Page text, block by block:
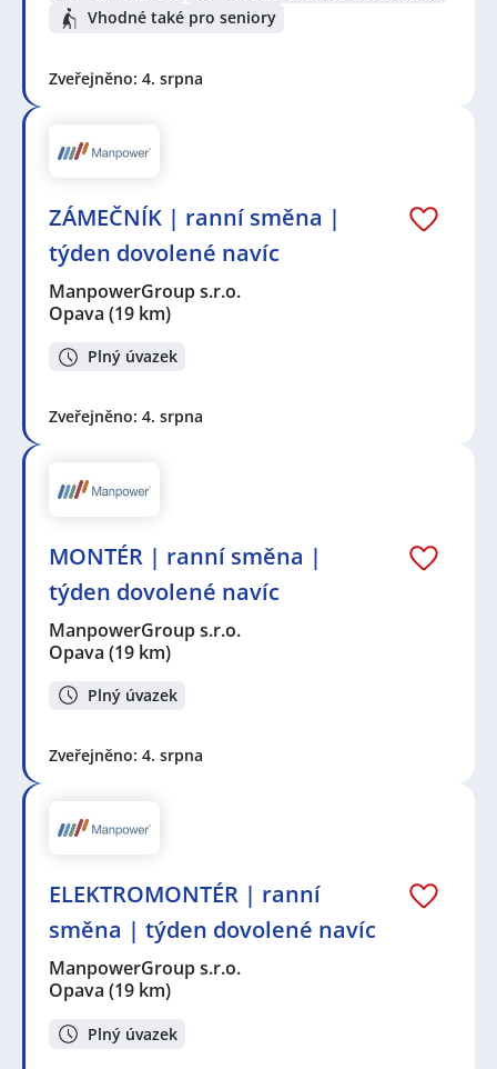
Vhodné také pro seniory
Zveřejněno: 4. srpna
ZÁMEČNÍK | ranní směna |
týden dovolené navíc
ManpowerGroup s.r.o.
Opava (19 km)
Plný úvazek
Zveřejněno: 4. srpna
MONTÉR | ranní směna |
týden dovolené navíc
ManpowerGroup s.r.o.
Opava (19 km)
Plný úvazek
Zveřejněno: 4. srpna
ELEKTROMONTÉR | ranní
směna | týden dovolené navíc
ManpowerGroup s.r.o.
Opava (19 km)
Plný úvazek